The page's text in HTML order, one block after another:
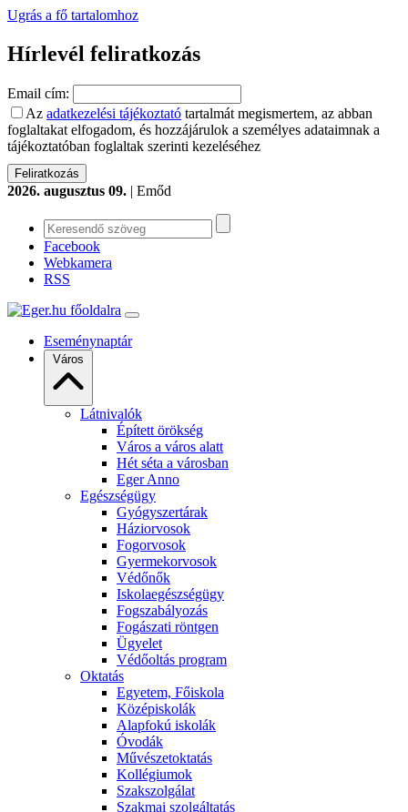
Ugrás a fő tartalomhoz
Hírlevél feliratkozás
Email cím:
Az adatkezelési tájékoztató tartalmát megismertem, az abban
foglaltakat elfogadom, és hozzájárulok a személyes adataimnak a
tájékoztatóban foglaltak szerinti kezeléséhez
2026. augusztus 09. | Emőd
Facebook
Webkamera
RSS
Eseménynaptár
Város
Látnivalók
Épített örökség
Város a város alatt
Hét séta a városban
Eger Anno
Egészségügy
Gyógyszertárak
Háziorvosok
Fogorvosok
Gyermekorvosok
Védőnők
Iskolaegészségügy
Fogszabályozás
Fogászati röntgen
Ügyelet
Védőoltás program
Oktatás
Egyetem, Főiskola
Középiskolák
Alapfokú iskolák
Óvodák
Művészetoktatás
Kollégiumok
Szakszolgálat
Szakmai szolgáltatás